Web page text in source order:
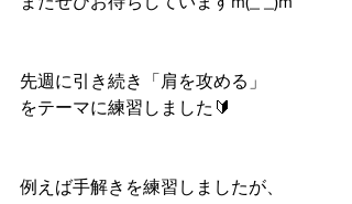
先週に引き続き「肩を攻める」
をテーマに練習しました🔰
例えば手解きを練習しましたが、